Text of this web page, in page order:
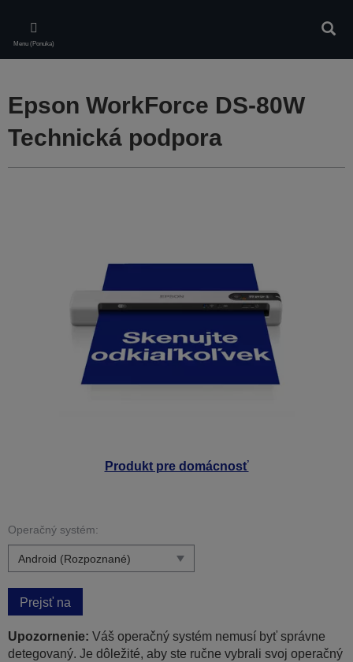
main
content
Menu (Ponuka)
Produkt pre domácnosť
Epson WorkForce DS-80W
Technická podpora
Operačný systém:
Prejsť na
Upozornenie: Váš operačný systém nemusí byť správne
detegovaný. Je dôležité, aby ste ručne vybrali svoj operačný